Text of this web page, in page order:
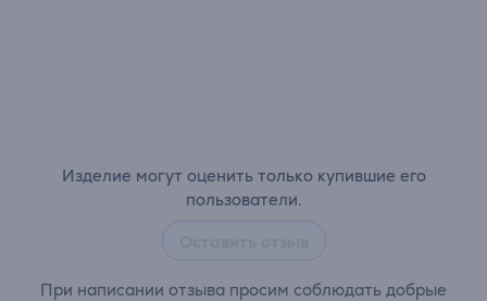
Изделие могут оценить только купившие его
пользователи.
При написании отзыва просим соблюдать добрые